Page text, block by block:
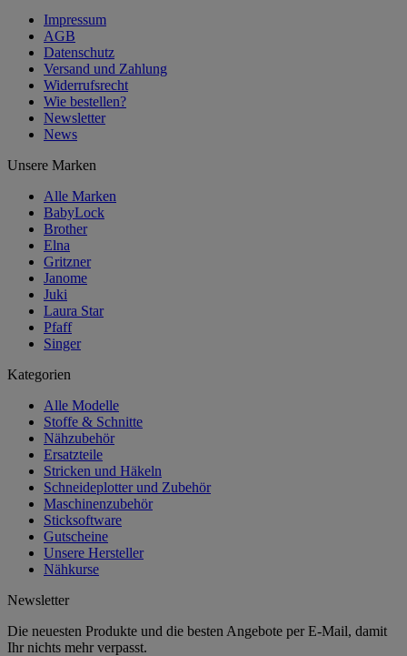
Impressum
AGB
Datenschutz
Versand und Zahlung
Widerrufsrecht
Wie bestellen?
Newsletter
News
Unsere Marken
Alle Marken
BabyLock
Brother
Elna
Gritzner
Janome
Juki
Laura Star
Pfaff
Singer
Kategorien
Alle Modelle
Stoffe & Schnitte
Nähzubehör
Ersatzteile
Stricken und Häkeln
Schneideplotter und Zubehör
Maschinenzubehör
Sticksoftware
Gutscheine
Unsere Hersteller
Nähkurse
Newsletter
Die neuesten Produkte und die besten Angebote per E-Mail, damit
Ihr nichts mehr verpasst.